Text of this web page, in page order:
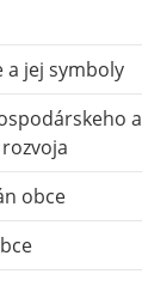
a jej symboly
a
obce